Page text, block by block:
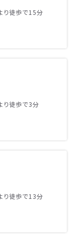
り徒歩で15分
り徒歩で3分
り徒歩で13分